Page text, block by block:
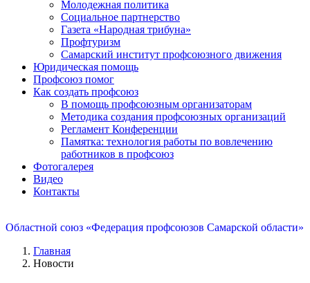
Молодежная политика
Социальное партнерство
Газета «Народная трибуна»
Профтуризм
Самарский институт профсоюзного движения
Юридическая помощь
Профсоюз помог
Как создать профсоюз
В помощь профсоюзным организаторам
Методика создания профсоюзных организаций
Регламент Конференции
Памятка: технология работы по вовлечению
работников в профсоюз
Фотогалерея
Видео
Контакты
Областной союз «Федерация профсоюзов Самарской области»
Главная
Новости